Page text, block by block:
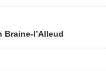
l’Alleud